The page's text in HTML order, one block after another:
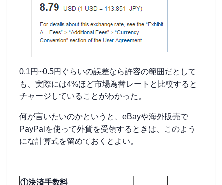
0.1円~0.5円ぐらいの誤差なら許容の範囲だとして
も、実際には4%ほど市場為替レートと比較すると
チャージしていることがわかった。
何が言いたいのかというと、eBayや海外販売で
PayPalを使って外貨を受領するときは、このよう
にな計算式を留めておくとよい。
①決済手数料